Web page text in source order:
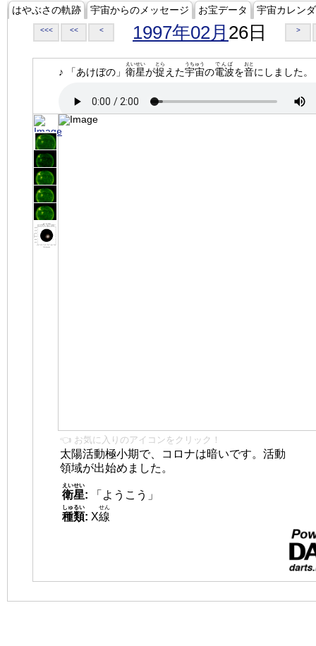
はやぶさの軌跡 宇宙からのメッセージ お宝データ 宇宙カレン
<<< << < 1997年02月 26日 >
♪ 「あけぼの」 衛星
えいせい
が捉
とら
えた宇宙
うちゅう
の電波
でんぱ
を音
おと
にしました。
👈 お気に入りのアイコンをクリック！
太陽活動極小期で、コロナは暗いです。活動
領域が出始めました。
衛星
えいせい
:
「ようこう」
種類
しゅるい
: X線
せん